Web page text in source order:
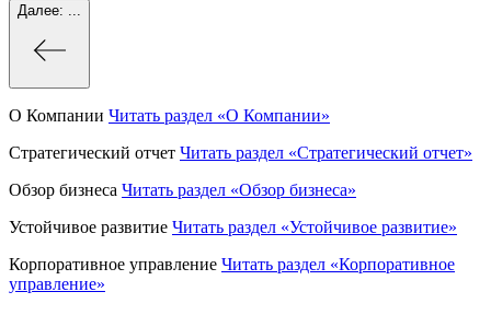
Далее:
О Компании Читать раздел «О Компании»
Стратегический отчет Читать раздел «Стратегический отчет»
Обзор бизнеса Читать раздел «Обзор бизнеса»
Устойчивое развитие Читать раздел «Устойчивое развитие»
Корпоративное управление Читать раздел «Корпоративное
управление»